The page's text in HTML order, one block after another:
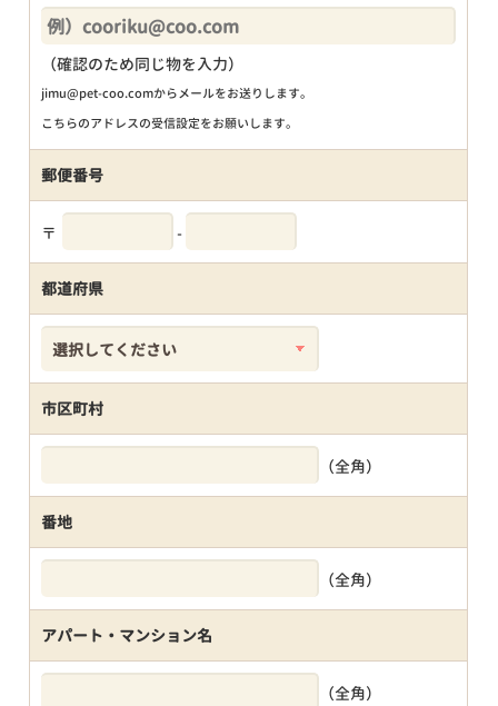
（確認のため同じ物を入力）
jimu@pet-coo.comからメールをお送りします。
こちらのアドレスの受信設定をお願いします。
郵便番号
〒 -
都道府県
市区町村
（全角）
番地
（全角）
アパート・マンション名
（全角）